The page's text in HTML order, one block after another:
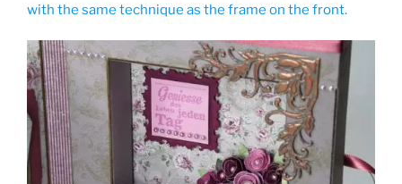
with the same technique as the frame on the front.